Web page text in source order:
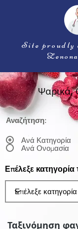
Site proudly
Ψαρικά,
Αναζήτηση:
Ανά Κατηγορία
Ανά Ονομασία
Επέλεξε
Ταξινόμηση